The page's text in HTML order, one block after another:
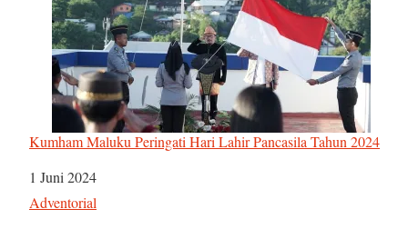
Kumham Maluku Peringati Hari Lahir Pancasila Tahun 2024
Tanggal
1 Juni 2024
Sehubungan dengan
Adventorial